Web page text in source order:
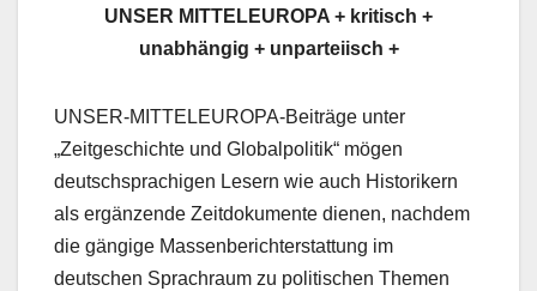
UNSER MITTELEUROPA + kritisch +
unabhängig + unparteiisch +
UNSER-MITTELEUROPA-Beiträge unter
„Zeitgeschichte und Globalpolitik“ mögen
deutschsprachigen Lesern wie auch Historikern
als ergänzende Zeitdokumente dienen, nachdem
die gängige Massenberichterstattung im
deutschen Sprachraum zu politischen Themen